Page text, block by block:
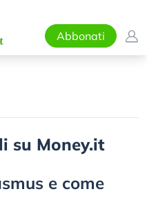
Abbonati
su Money.it
e come